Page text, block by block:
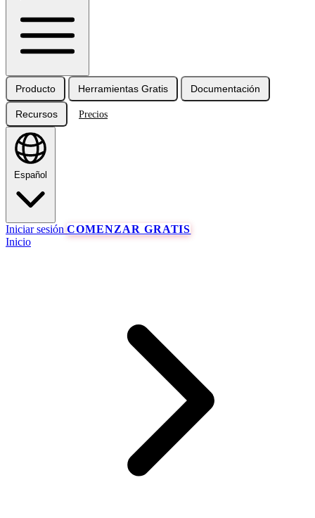
Producto Herramientas Gratis Documentación
Recursos Precios
Español
Iniciar sesión COMENZAR GRATIS
Inicio